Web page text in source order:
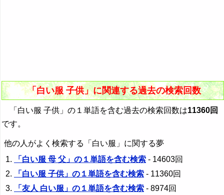
「白い服 子供」に関連する過去の検索回数
「白い服 子供」の１単語を含む過去の検索回数は11360回
です。
他の人がよく検索する「白い服」に関する夢
「白い服 母 父」の１単語を含む検索 - 14603回
「白い服 子供」の１単語を含む検索 - 11360回
「友人 白い服」の１単語を含む検索 - 8974回